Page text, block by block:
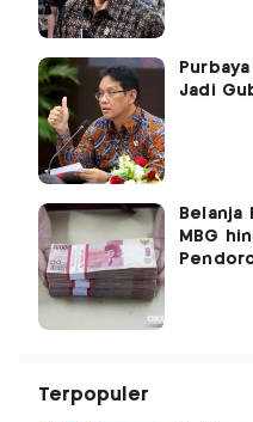
Jadi
Belanja
MBG
Terpopuler